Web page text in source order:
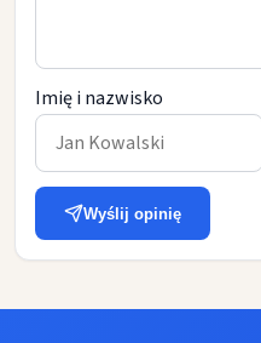
Imię i nazwisko
Wyślij opinię